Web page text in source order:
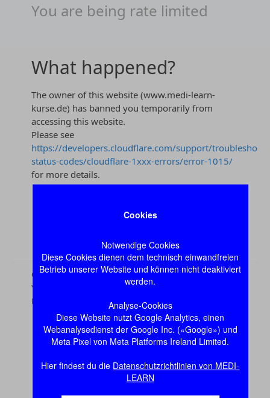
Cookies
Notwendige Cookies
Diese Cookies dienen dem technisch einwandfreien
Betrieb unserer Website und können nicht deaktiviert
werden.
Analyse-Cookies
Diese Website nutzt Google Analytics, einen
Webanalysedienst der Google Inc. («Google») und
Meta Pixel von Meta Platforms Ireland Limited.
Hier findest du die Datenschutzrichtlinien von MEDI-
LEARN